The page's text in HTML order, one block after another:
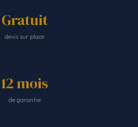
Gratuit
devis sur place
12 mois
de garantie